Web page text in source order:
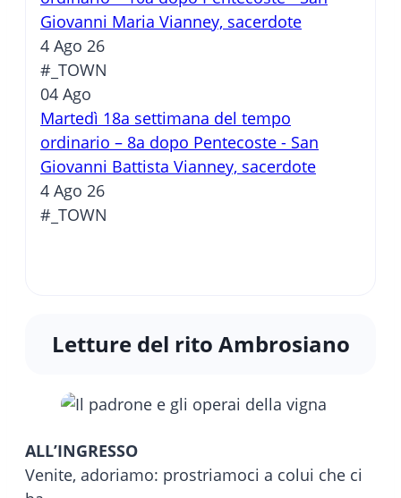
Giovanni Maria Vianney, sacerdote
4 Ago 26
#_TOWN
04 Ago
Martedì 18a settimana del tempo
ordinario – 8a dopo Pentecoste - San
Giovanni Battista Vianney, sacerdote
4 Ago 26
#_TOWN
Letture del rito Ambrosiano
ALL’INGRESSO
Venite, adoriamo: prostriamoci a colui che ci